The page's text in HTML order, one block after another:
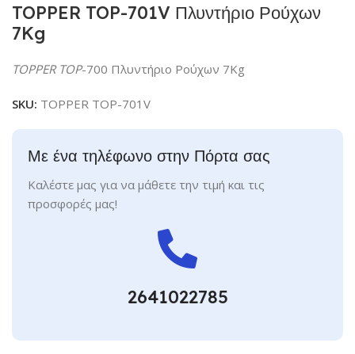
TOPPER TOP-701V Πλυντήριο Ρούχων
7Kg
TOPPER TOP-700 Πλυντήριο Ρούχων 7Kg
SKU: TOPPER TOP-701V
Με ένα τηλέφωνο στην Πόρτα σας
Καλέστε μας για να μάθετε την τιμή και τις
προσφορές μας!
2641022785